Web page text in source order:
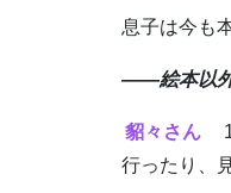
息子は今も
――絵本以外
貂々さん
1
行ったり、